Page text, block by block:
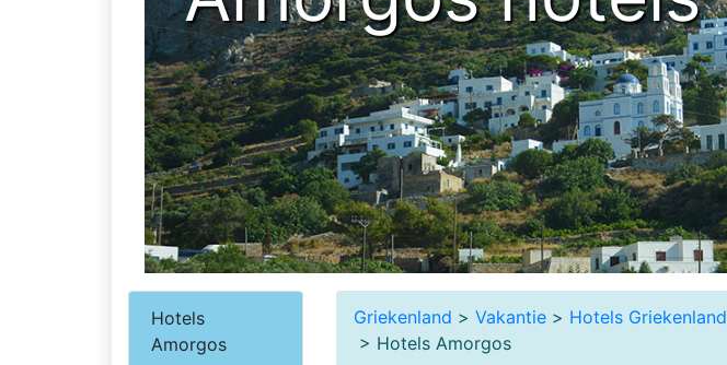
Griekenland > Vakantie > Hotels Griekenland
> Hotels Amorgos
Hotels
Amorgos